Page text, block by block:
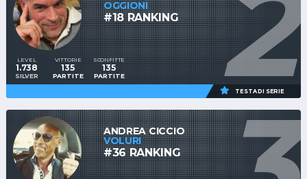
OGGIONI
#18 RANKING
LEVEL
1.738
SILVER
VITTORIE
135
PARTITE
SCONFITTE
135
PARTITE
TESTA DI SERIE
ANDREA CICCIO
VOLURI
#36 RANKING